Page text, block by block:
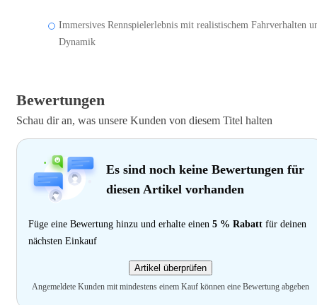
Immersives Rennspielerlebnis mit realistischem Fahrverhalten
Dynamik
Bewertungen
Schau dir an, was unsere Kunden von diesem Titel halten
Es sind noch keine Bewertungen für
diesen Artikel vorhanden
Füge eine Bewertung hinzu und erhalte einen 5 % Rabatt für deinen
nächsten Einkauf
Artikel überprüfen
Angemeldete Kunden mit mindestens einem Kauf können eine Bewertung abgeben